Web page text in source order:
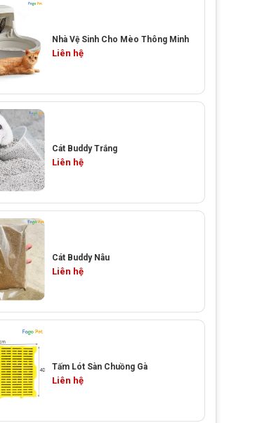
Nhà Vệ Sinh Cho Mèo Thông Minh
Liên hệ
Cát Buddy Trắng
Liên hệ
Cát Buddy Nâu
Liên hệ
Tấm Lót Sàn Chuồng Gà
Liên hệ